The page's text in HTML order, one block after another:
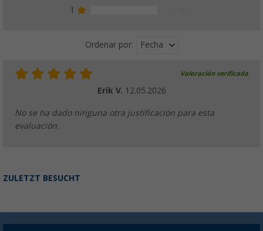
Selfsat 5G Cat 20 WiFi 6 WLAN Router
Gbps incl. antena 5G
1.301,00€
desde1.277, €
1
Ordenar por: Fecha
Valoración verificada
Erik V. 12.05.2026
No se ha dado ninguna otra justificación para esta
evaluación.
ZULETZT BESUCHT